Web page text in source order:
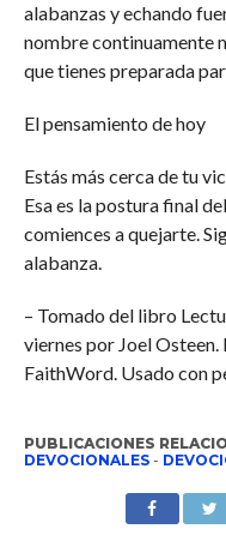
alabanzas y echando
nombre continuamente
que tienes preparada
El pensamiento de hoy
Estás más cerca de tu
Esa es la postura final
comiences a quejarte.
alabanza.
– Tomado del libro
viernes por Joel
FaithWord. Usado con
PUBLICACIONES
DEVOCIONALES-